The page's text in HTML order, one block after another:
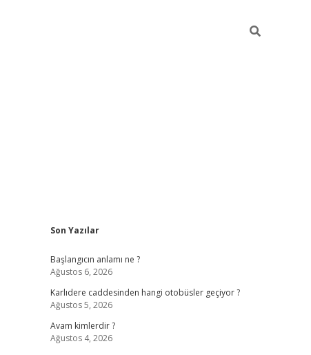
Sidebar
Son Yazılar
Başlangıcın anlamı ne ?
Ağustos 6, 2026
Karlıdere caddesinden hangi otobüsler geçiyor ?
Ağustos 5, 2026
Avam kimlerdir ?
Ağustos 4, 2026
betexper giriş